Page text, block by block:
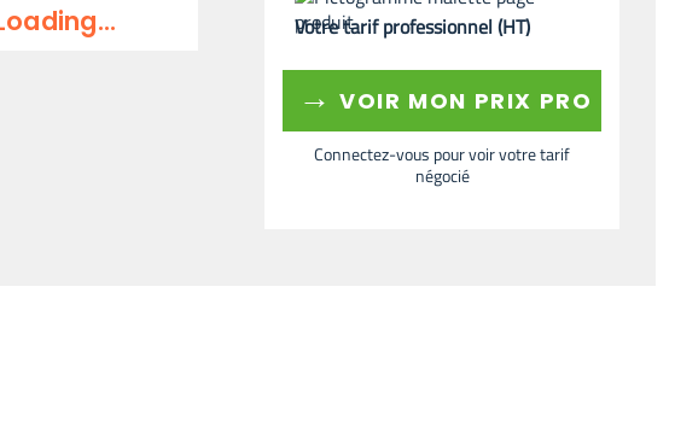
Votre tarif professionnel (HT)
→ VOIR MON PRIX PRO
Connectez-vous pour voir votre tarif
négocié